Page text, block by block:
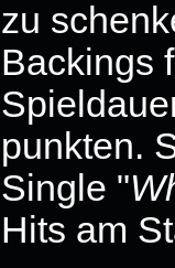
zu
Backings
punkten.
Single "
Hits am